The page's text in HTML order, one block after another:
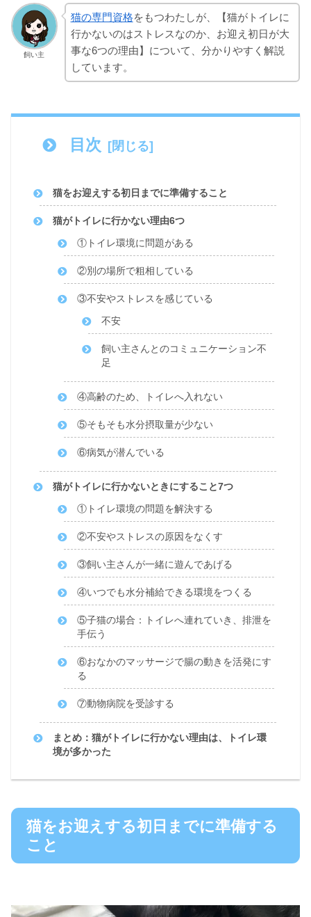
飼い主
猫の専門資格をもつわたしが、【猫がトイレに
行かないのはストレスなのか、お迎え初日が大
事な6つの理由】について、分かりやすく解説
しています。
目次
猫をお迎えする初日までに準備すること
猫がトイレに行かない理由6つ
①トイレ環境に問題がある
②別の場所で粗相している
③不安やストレスを感じている
不安
飼い主さんとのコミュニケーション不
足
④高齢のため、トイレへ入れない
⑤そもそも水分摂取量が少ない
⑥病気が潜んでいる
猫がトイレに行かないときにすること7つ
①トイレ環境の問題を解決する
②不安やストレスの原因をなくす
③飼い主さんが一緒に遊んであげる
④いつでも水分補給できる環境をつくる
⑤子猫の場合：トイレへ連れていき、排泄を
手伝う
⑥おなかのマッサージで腸の動きを活発にす
る
⑦動物病院を受診する
まとめ：猫がトイレに行かない理由は、トイレ環
境が多かった
猫をお迎えする初日までに準備する
こと